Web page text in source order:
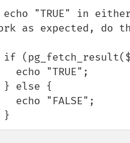
"TRUE" in
as expected, do
     }